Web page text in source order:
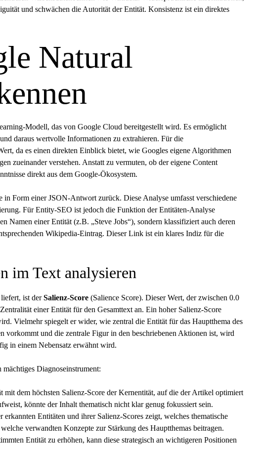
und schwächen die Autorität der Entität. Konsistenz ist ein direktes
Natural
Modell, das von Google Cloud bereitgestellt wird. Es ermöglicht
daraus wertvolle Informationen zu extrahieren. Für die
da es einen direkten Einblick bietet, wie Googles eigene Algorithmen
zueinander verstehen. Anstatt zu vermuten, ob der eigene Content
direkt aus dem Google-Ökosystem.
Form einer JSON-Antwort zurück. Diese Analyse umfasst verschiedene
Für Entity-SEO ist jedoch die Funktion der Entitäten-Analyse
Namen einer Entität (z.B. „Steve Jobs“), sondern klassifiziert auch deren
Wikipedia-Eintrag. Dieser Link ist ein klares Indiz für die
im Text analysieren
ist derSalienz-Score (Salience Score). Dieser Wert, der zwischen 0.0
einer Entität für den Gesamttext an. Ein hoher Salienz-Score
Vielmehr spiegelt er wider, wie zentral die Entität für das Hauptthema des
und die zentrale Figur in den beschriebenen Aktionen ist, wird
in einem Nebensatz erwähnt wird.
Diagnoseinstrument:
mit dem höchsten Salienz-Score der Kernentität, auf die der Artikel optimiert
könnte der Inhalt thematisch nicht klar genug fokussiert sein.
erkannten Entitäten und ihrer Salienz-Scores zeigt, welches thematische
verwandten Konzepte zur Stärkung des Hauptthemas beitragen.
Entität zu erhöhen, kann diese strategisch an wichtigeren Positionen